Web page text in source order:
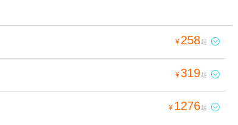
¥ 258起 
¥319起 
¥ 1276起 